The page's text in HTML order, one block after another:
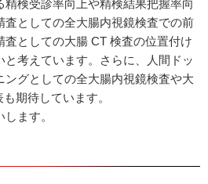
検受診率向上や精検結果把握率向
査としての全大腸内視鏡検査での前
としての大腸 CT 検査の位置付け
考えています。さらに、人間ドッ
ングとしての全大腸内視鏡検査や大
期待しています。
ます。